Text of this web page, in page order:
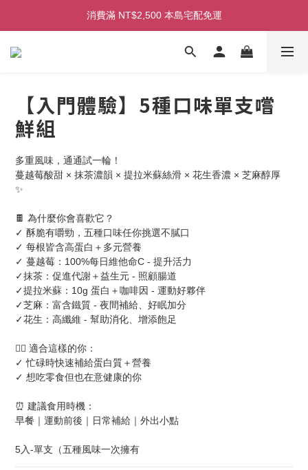
初次見面！加入會員即享100元購物金！
消費滿 NT$2,500 本島宅配免運
初次見面！加入會員即享100元購物金！
【入門體驗】5種口味單支嚐
鮮組
多重風味，通通試一輪！
蔓越莓酸甜 × 抹茶濃韻 × 提拉米蘇絲滑 × 花生香濃 × 芝麻醇厚
✨
🍫 為什麼你會喜歡它？
✓ 酥脆有嚼勁，五種口味任你挑選不膩口
✓ 每根皆含高蛋白＋多元營養
✓ 蔓越莓：100%每日維他命C - 提升活力
✓抹茶：促進代謝＋益生元 - 照顧腸道
✓提拉米蘇：10g 蛋白＋咖啡因 - 運動好夥伴
✓芝麻：富含鐵質 - 夜間補給、好眠加分
✓花生：高纖維 - 幫助消化、增添飽足
🧘‍♀️ 適合這樣的你：
✓ 忙碌時快速補給蛋白質＋營養
✓ 想吃零食但也在意健康的你
⏰ 建議食用時機：
早餐｜運動前後｜日常補給｜外出小點
5入-單支（五種風味一次擁有